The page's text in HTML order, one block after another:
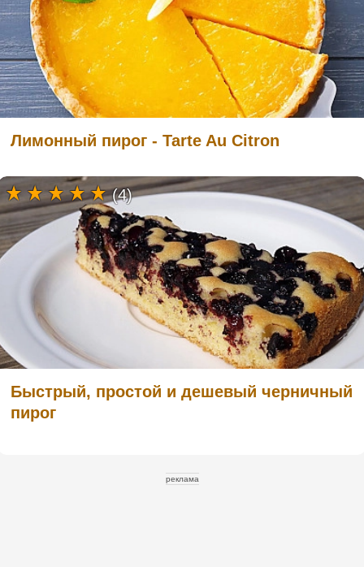
Лимонный пирог - Tarte Au Citron
Быстрый, простой и дешевый черничный
пирог
(4)
реклама